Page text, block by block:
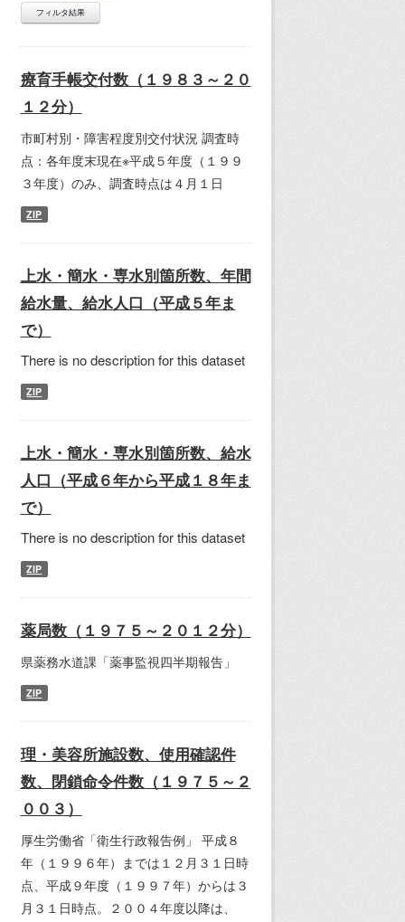
フィルタ結果
療育手帳交付数（１９８３～２０
１２分）
市町村別・障害程度別交付状況 調査時
点：各年度末現在※平成５年度（１９９
３年度）のみ、調査時点は４月１日
ZIP
上水・簡水・専水別箇所数、年間
給水量、給水人口（平成５年ま
で）
There is no description for this dataset
ZIP
上水・簡水・専水別箇所数、給水
人口（平成６年から平成１８年ま
で）
There is no description for this dataset
ZIP
薬局数（１９７５～２０１２分）
県薬務水道課「薬事監視四半期報告」
ZIP
理・美容所施設数、使用確認件
数、閉鎖命令件数（１９７５～２
００３）
厚生労働省「衛生行政報告例」 平成８
年（１９９６年）までは１２月３１日時
点、平成９年度（１９９７年）からは３
月３１日時点。２００４年度以降は、